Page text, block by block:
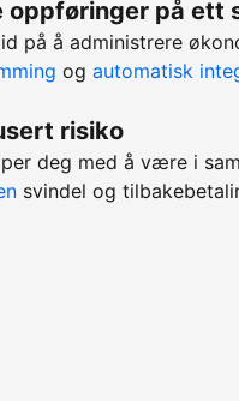
oppføringer på ett
på å administrere
og automatisk
risiko
deg med å være i
svindel og